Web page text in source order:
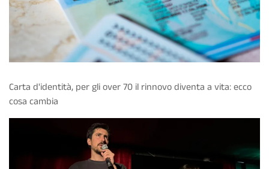
Carta d'identità, per gli over 70 il rinnovo diventa a vita: ecco
cosa cambia